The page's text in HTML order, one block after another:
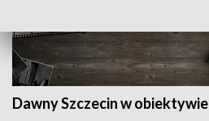
Dawny Szczecin w obiektywie